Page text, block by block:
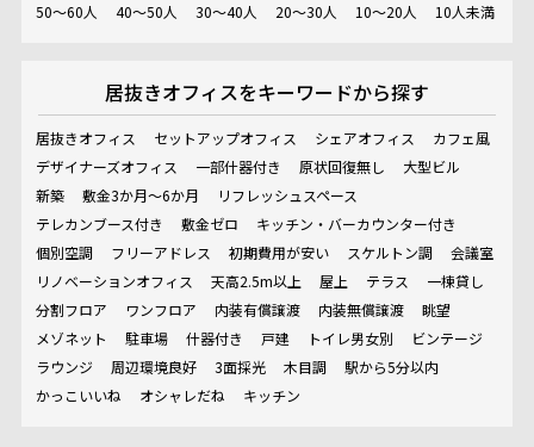
50～60人
40～50人 30～40人 20～30人 10～20人 10人未満
居抜きオフィスをキーワードから探す
居抜きオフィス セットアップオフィス シェアオフィス
カフェ風
デザイナーズオフィス
一部什器付き 原状回復無し
大型ビル
新築
敷金3か月～6か月
リフレッシュスペース
テレカンブース付き
敷金ゼロ
キッチン・バーカウンター付き
個別空調
フリーアドレス 初期費用が安い スケルトン調
会議室
リノベーションオフィス
天高2.5m以上 屋上 テラス
一棟貸し
分割フロア
ワンフロア 内装有償譲渡 内装無償譲渡
眺望
メゾネット
駐車場 什器付き 戸建 トイレ男女別
ビンテージ
ラウンジ
周辺環境良好 3面採光 木目調
駅から5分以内
かっこいいね
オシャレだね キッチン